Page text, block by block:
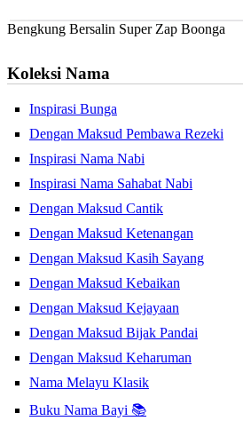
Bengkung Bersalin Super Zap Boonga
Koleksi Nama
Inspirasi Bunga
Dengan Maksud Pembawa Rezeki
Inspirasi Nama Nabi
Inspirasi Nama Sahabat Nabi
Dengan Maksud Cantik
Dengan Maksud Ketenangan
Dengan Maksud Kasih Sayang
Dengan Maksud Kebaikan
Dengan Maksud Kejayaan
Dengan Maksud Bijak Pandai
Dengan Maksud Keharuman
Nama Melayu Klasik
Buku Nama Bayi 📚